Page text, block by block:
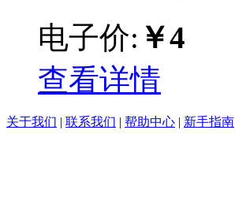
电子价: ￥4
查看详情
关于我们 | 联系我们 | 帮助中心 | 新手指南